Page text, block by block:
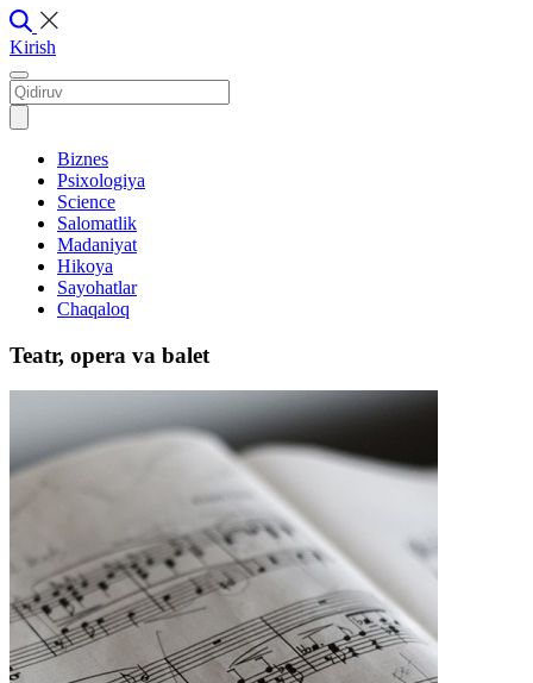
Kirish
Biznes
Psixologiya
Science
Salomatlik
Madaniyat
Hikoya
Sayohatlar
Chaqaloq
Teatr, opera va balet